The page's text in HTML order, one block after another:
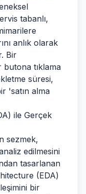
tabanlı,
anlık olarak
Bir
butona tıklama
süresi,
'satın alma
ile Gerçek
sezmek,
edilmesini
tasarlanan
(EDA)
bir